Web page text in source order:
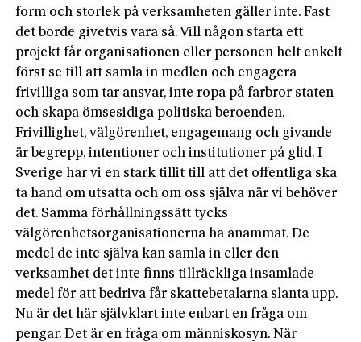
form och storlek på verksamheten gäller inte. Fast
det borde givetvis vara så. Vill någon starta ett
projekt får organisationen eller personen helt enkelt
först se till att samla in medlen och engagera
frivilliga som tar ansvar, inte ropa på farbror staten
och skapa ömsesidiga politiska beroenden.
Frivillighet, välgörenhet, engagemang och givande
är begrepp, intentioner och institutioner på glid. I
Sverige har vi en stark tillit till att det offentliga ska
ta hand om utsatta och om oss själva när vi behöver
det. Samma förhållningssätt tycks
välgörenhetsorganisationerna ha anammat. De
medel de inte själva kan samla in eller den
verksamhet det inte finns tillräckliga insamlade
medel för att bedriva får skattebetalarna slanta upp.
Nu är det här självklart inte enbart en fråga om
pengar. Det är en fråga om människosyn. När